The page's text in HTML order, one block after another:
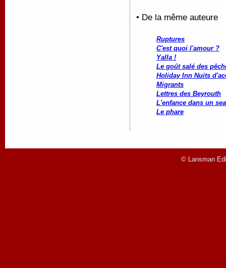
• De la même auteure
Ruptures
C'est quoi l'amour ?
Yalla !
Le goût salé des
Holiday Inn Nuits
Migrants
Lettres des Beyrouth
L'enfance dans un
Le phare
© Lansman